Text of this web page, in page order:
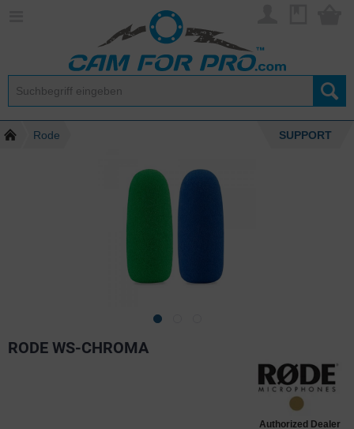
Rode SUPPORT
RODE WS-CHROMA
Authorized Dealer